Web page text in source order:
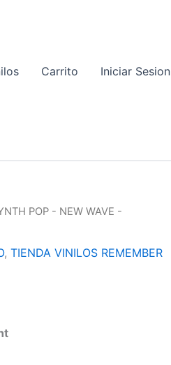
Carrito
Iniciar Sesion
POP - NEW WAVE -
, TIENDA VINILOS REMEMBER